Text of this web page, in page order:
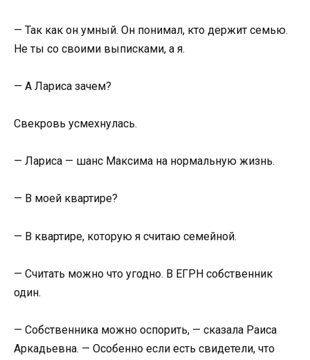
— Так как он умный. Он понимал, кто держит семью.
Не ты со своими выписками, а я.
— А Лариса зачем?
Свекровь усмехнулась.
— Лариса — шанс Максима на нормальную жизнь.
— В моей квартире?
— В квартире, которую я считаю семейной.
— Считать можно что угодно. В ЕГРН собственник
один.
— Собственника можно оспорить, — сказала Раиса
Аркадьевна. — Особенно если есть свидетели, что